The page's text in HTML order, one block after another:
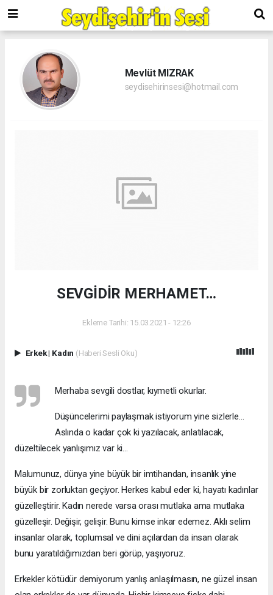
Mevlüt MIZRAK
seydisehirinsesi@hotmail.com
SEVGİDİR MERHAMET…
Ekleme Tarihi: 15.03.2021 - 12:26
Erkek| Kadın (Haberi Sesli Oku)
Merhaba sevgili dostlar, kıymetli okurlar.
Düşüncelerimi paylaşmak istiyorum yine sizlerle…
Aslında o kadar çok ki yazılacak, anlatılacak,
düzeltilecek yanlışımız var ki…
Malumunuz, dünya yine büyük bir imtihandan, insanlık yine
büyük bir zorluktan geçiyor. Herkes kabul eder ki, hayatı kadınlar
güzelleştirir. Kadın nerede varsa orası mutlaka ama mutlaka
güzelleşir. Değişir, gelişir. Bunu kimse inkar edemez. Aklı selim
insanlar olarak, toplumsal ve dini açılardan da insan olarak
bunu yaratıldığımızdan beri görüp, yaşıyoruz.
Erkekler kötüdür demiyorum yanlış anlaşılmasın, ne güzel insan